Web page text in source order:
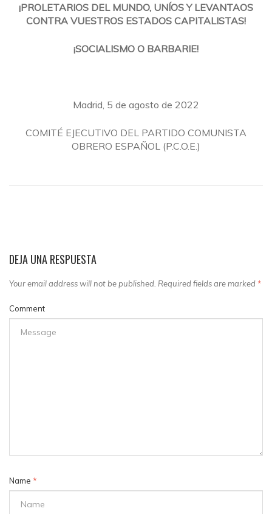
¡PROLETARIOS DEL MUNDO, UNÍOS Y LEVANTAOS
CONTRA VUESTROS ESTADOS CAPITALISTAS!
¡SOCIALISMO O BARBARIE!
Madrid, 5 de agosto de 2022
COMITÉ EJECUTIVO DEL PARTIDO COMUNISTA
OBRERO ESPAÑOL (P.C.O.E.)
DEJA UNA RESPUESTA
Your email address will not be published. Required fields are marked *
Comment
Name *